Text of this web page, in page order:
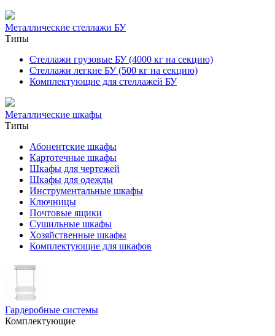
Металлические стеллажи БУ
Типы
Стеллажи грузовые БУ (4000 кг на секцию)
Стеллажи легкие БУ (500 кг на секцию)
Комплектующие для стеллажей БУ
Металлические шкафы
Типы
Абонентские шкафы
Картотечные шкафы
Шкафы для чертежей
Шкафы для одежды
Инструментальные шкафы
Ключницы
Почтовые ящики
Сушильные шкафы
Хозяйственные шкафы
Комплектующие для шкафов
Гардеробные системы
Комплектующие